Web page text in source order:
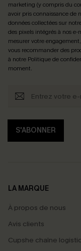
marketing (y compris du
avoir pris connaissance de
données collectées sur
des pixels intégrés à nos
mesurer votre
vous recommander des
à notre Politique de
moment.
S'ABONNER
LA MARQUE
À propos de nous
Avis clients
Cupshe chaîne